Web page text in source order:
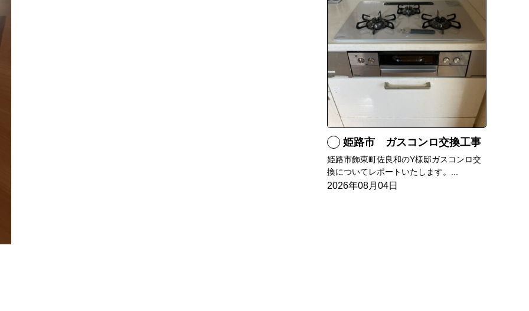
姫路市 ガスコンロ交換工事
姫路市飾東町佐良和のY様邸ガスコンロ交
換についてレポートいたします。...
2026年08月04日